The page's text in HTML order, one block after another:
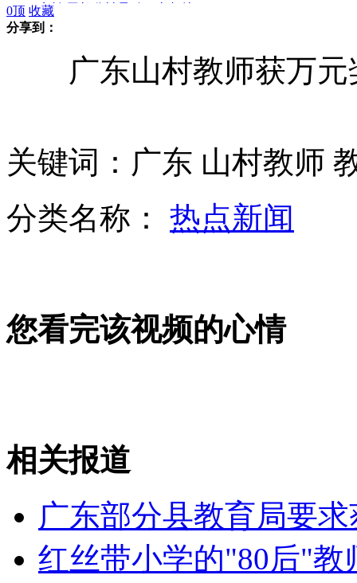
实拍:司机分神导致三车相撞
俄官方发声明安抚民众称末日未到
英夫妇斥资百万抬高房子 躲过洪灾
山西运城恶犬咬伤多人 警民合力深夜将其击毙
女孩北京地铁殴打老人 痛下狠手拳打脚踢
外交部：有关国家言论片面不公正
安徽一实载49人客车翻车
0顶 收藏
分享到：
广东山村教师获万元
关键词：广东 山村教师
分类名称： 热点新闻
您看完该视频的心情
相关报道
广东部分县教育局要
红丝带小学的"80后"